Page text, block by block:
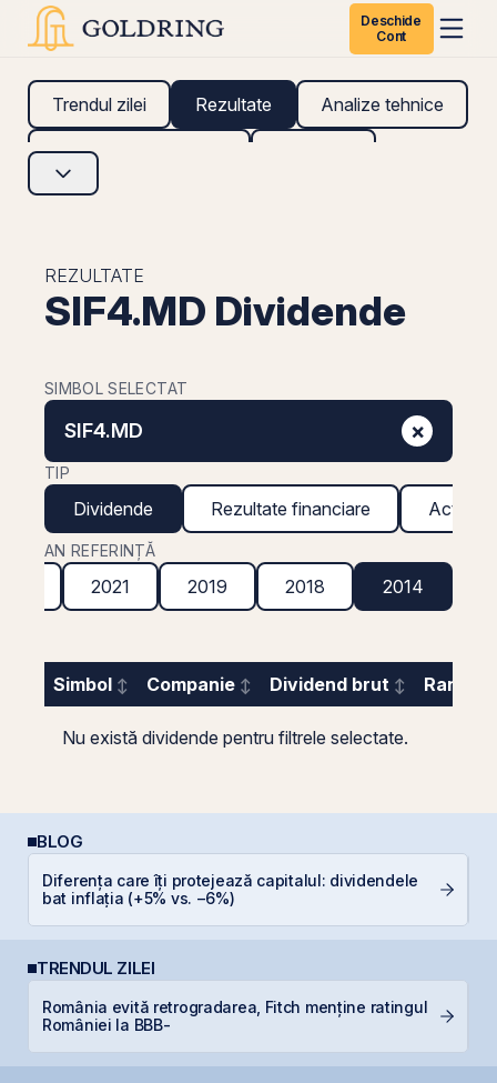
Deschide
Cont
Trendul zilei Rezultate Analize tehnice
Analize fundamentale
REZULTATE
SIF4.MD Dividende
SIMBOL SELECTAT
SIF4.MD ×
TIP
Dividende Rezultate financiare Acțiuni
AN REFERINȚĂ
2021 2019 2018 2014
Simbol Companie Dividend brut
Nu există dividende pentru filtrele selectate.
BLOG
Diferența care îți protejează capitalul: dividendele
bat inflația (+5% vs. −6%)
TRENDUL ZILEI
România evită retrogradarea, Fitch menține ratingul
României la BBB-